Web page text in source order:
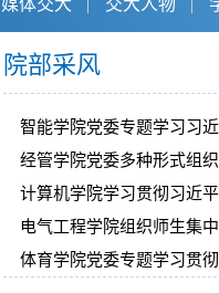
媒体交大 交大人物
院部采风
智能学院党委专题学习习
经管学院党委多种形式组
计算机学院学习贯彻习近
电气工程学院组织师生集
体育学院党委专题学习贯